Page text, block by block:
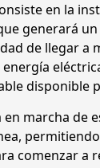
en la
generará
de llegar a
disponible
en marcha de
comenzar a